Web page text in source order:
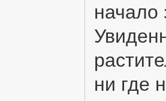
начало
ни где